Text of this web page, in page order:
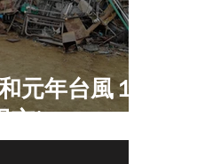
元年台風１
市）